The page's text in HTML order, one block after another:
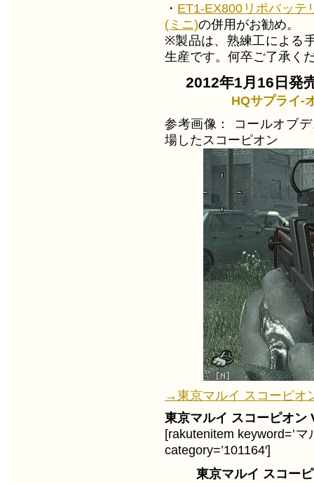
・ ET1-EX800リポバッテ
(ミニ)の併用がお勧め。
※製品は、熟練工による
生産です。何卒ご了承く
2012年1月16日発
HQサプライ-
参考画像： コールオブ
場したスコーピオン
→東京マルイ スコーピオ
東京マルイ スコーピオン
[rakutenitem keyword=’マ
category=’101164′]
東京マルイ スコー